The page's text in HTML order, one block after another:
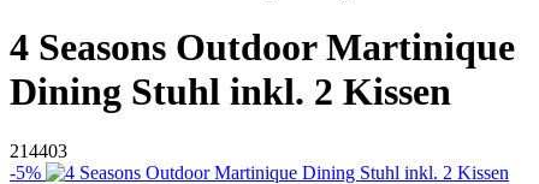
4 Seasons Outdoor Martinique
Dining Stuhl inkl. 2 Kissen
214403
-5%